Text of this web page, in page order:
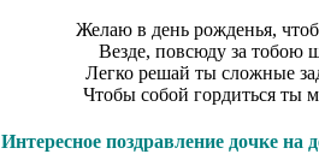
Желаю в день рожденья, чтоб
Везде, повсюду за тобою
Легко решай ты сложные
Чтобы собой гордиться ты
Интересное поздравление дочке на